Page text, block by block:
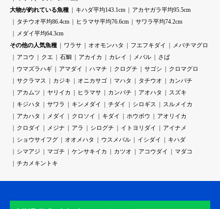
大物が釣れている魚種
キハダ平均143.1cm
アカヤガラ平均95.5cm
タチウオ平均86.4cm
ヒラマサ平均76.6cm
サワラ平均74.2cm
メダイ平均64.3cm
その他の人気魚種
ワラサ オオモンハタ フエフキダイ
メバチマグロ
アコウ
クエ 石鯛 アカイカ カレイ メバル
さば
ウマズラハギ
アマダイ ハマチ クログチ サゴシ
クロマグロ
サクラマス
カジキ オニカサゴ マハタ タチウオ
カンパチ
アカムツ
ヤリイカ ヒラマサ カンパチ アオハタ
スズキ
キジハタ
サワラ キンメダイ チダイ シロギス
スルメイカ
アカハタ
メダイ クロソイ キダイ ホウボウ
アオリイカ
クロダイ
メジナ アラ シログチ イトヨリダイ
アイナメ
ショウサイフグ
オオメハタ ウスメバル イシダイ
キハダ
シマアジ
マゴチ ケンサキイカ カツオ アコウダイ
マダコ
チカメキントキ